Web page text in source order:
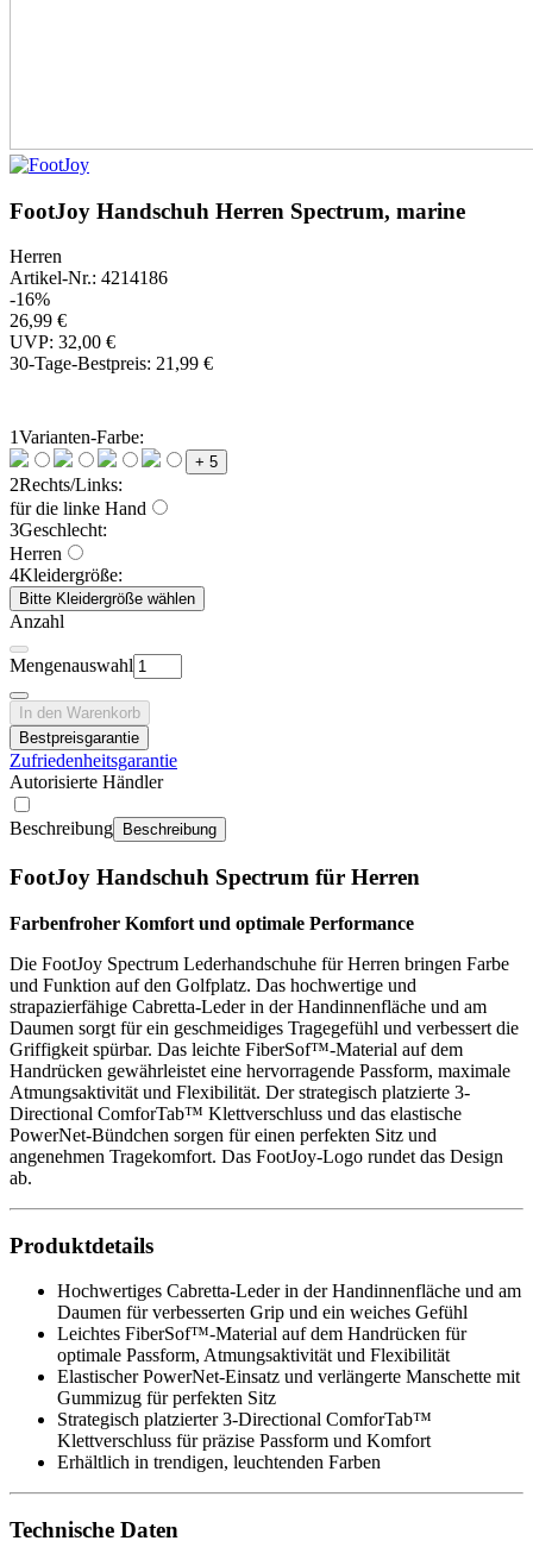
FootJoy Handschuh Herren Spectrum, marine
Herren
Artikel-Nr.: 4214186
-16%
26,99 €
UVP: 32,00 €
30-Tage-Bestpreis: 21,99 €
1Varianten-Farbe:
+ 5
2Rechts/Links:
für die linke Hand
3Geschlecht:
Herren
4Kleidergröße:
Bitte Kleidergröße wählen
Anzahl
Mengenauswahl
In den Warenkorb
Bestpreisgarantie
Zufriedenheitsgarantie
Autorisierte Händler
Beschreibung Beschreibung
FootJoy Handschuh Spectrum für Herren
Farbenfroher Komfort und optimale Performance
Die FootJoy Spectrum Lederhandschuhe für Herren bringen Farbe
und Funktion auf den Golfplatz. Das hochwertige und
strapazierfähige Cabretta-Leder in der Handinnenfläche und am
Daumen sorgt für ein geschmeidiges Tragegefühl und verbessert die
Griffigkeit spürbar. Das leichte FiberSof™-Material auf dem
Handrücken gewährleistet eine hervorragende Passform, maximale
Atmungsaktivität und Flexibilität. Der strategisch platzierte 3-
Directional ComforTab™ Klettverschluss und das elastische
PowerNet-Bündchen sorgen für einen perfekten Sitz und
angenehmen Tragekomfort. Das FootJoy-Logo rundet das Design
ab.
Produktdetails
Hochwertiges Cabretta-Leder in der Handinnenfläche und am
Daumen für verbesserten Grip und ein weiches Gefühl
Leichtes FiberSof™-Material auf dem Handrücken für
optimale Passform, Atmungsaktivität und Flexibilität
Elastischer PowerNet-Einsatz und verlängerte Manschette mit
Gummizug für perfekten Sitz
Strategisch platzierter 3-Directional ComforTab™
Klettverschluss für präzise Passform und Komfort
Erhältlich in trendigen, leuchtenden Farben
Technische Daten